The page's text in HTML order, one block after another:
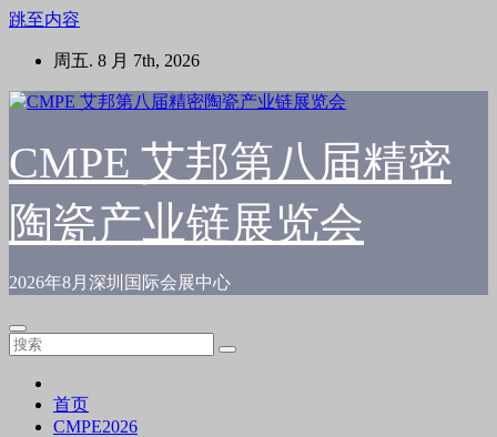
跳至内容
周五. 8 月 7th, 2026
CMPE 艾邦第八届精密
陶瓷产业链展览会
2026年8月深圳国际会展中心
首页
CMPE2026